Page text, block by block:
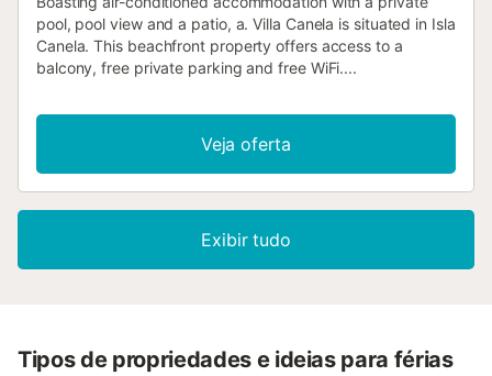
pool, pool view and a patio, a. Villa Canela is situated in Isla
Canela. This beachfront property offers access to a
balcony, free private parking and free WiFi....
Veja oferta
Exibir tudo
Tipos de propriedades e ideias para férias